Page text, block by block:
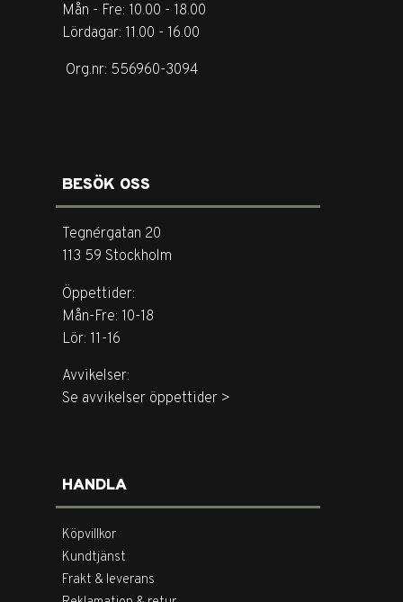
Mån - Fre: 10.00 - 18.00
Lördagar: 11.00 - 16.00
Org.nr: 556960-3094
BESÖK OSS
Tegnérgatan 20
113 59 Stockholm
Öppettider:
Mån-Fre: 10-18
Lör: 11-16
Avvikelser:
Se avvikelser öppettider >
HANDLA
Köpvillkor
Kundtjänst
Frakt & leverans